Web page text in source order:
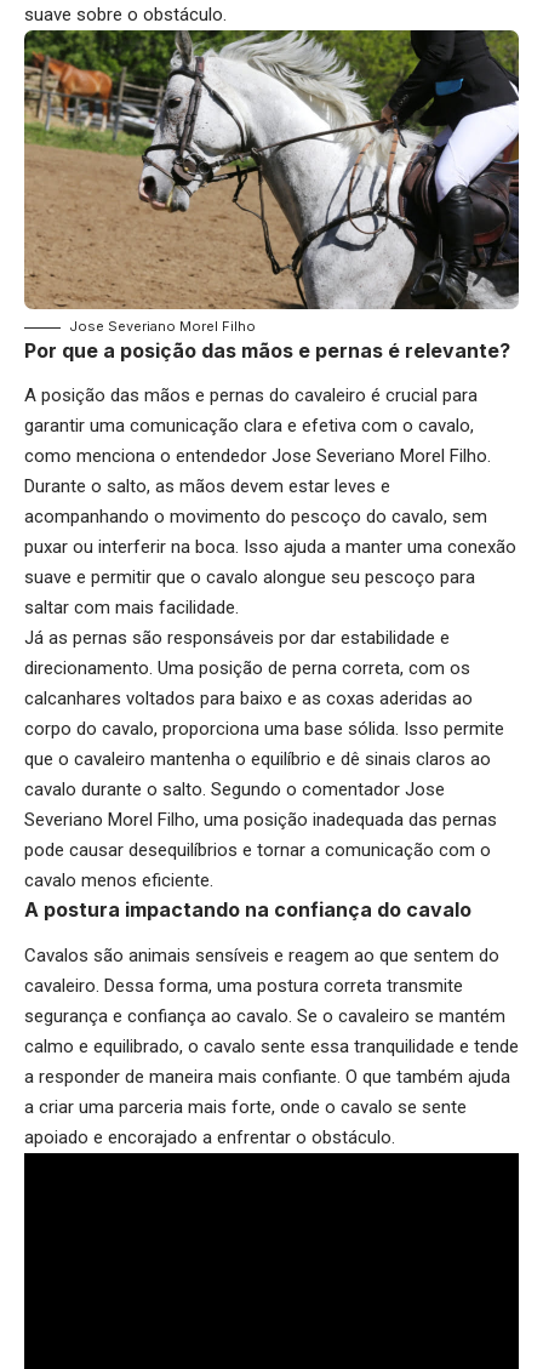
suave sobre o obstáculo.
Jose Severiano Morel Filho
Por que a posição das mãos e pernas é relevante?
A posição das mãos e pernas do cavaleiro é crucial para
garantir uma comunicação clara e efetiva com o cavalo,
como menciona o entendedor Jose Severiano Morel Filho.
Durante o salto, as mãos devem estar leves e
acompanhando o movimento do pescoço do cavalo, sem
puxar ou interferir na boca. Isso ajuda a manter uma conexão
suave e permitir que o cavalo alongue seu pescoço para
saltar com mais facilidade.
Já as pernas são responsáveis por dar estabilidade e
direcionamento. Uma posição de perna correta, com os
calcanhares voltados para baixo e as coxas aderidas ao
corpo do cavalo, proporciona uma base sólida. Isso permite
que o cavaleiro mantenha o equilíbrio e dê sinais claros ao
cavalo durante o salto. Segundo o comentador Jose
Severiano Morel Filho, uma posição inadequada das pernas
pode causar desequilíbrios e tornar a comunicação com o
cavalo menos eficiente.
A postura impactando na confiança do cavalo
Cavalos são animais sensíveis e reagem ao que sentem do
cavaleiro. Dessa forma, uma postura correta transmite
segurança e confiança ao cavalo. Se o cavaleiro se mantém
calmo e equilibrado, o cavalo sente essa tranquilidade e tende
a responder de maneira mais confiante. O que também ajuda
a criar uma parceria mais forte, onde o cavalo se sente
apoiado e encorajado a enfrentar o obstáculo.